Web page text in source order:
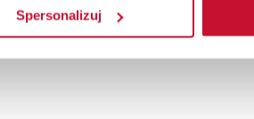
Spersonalizuj